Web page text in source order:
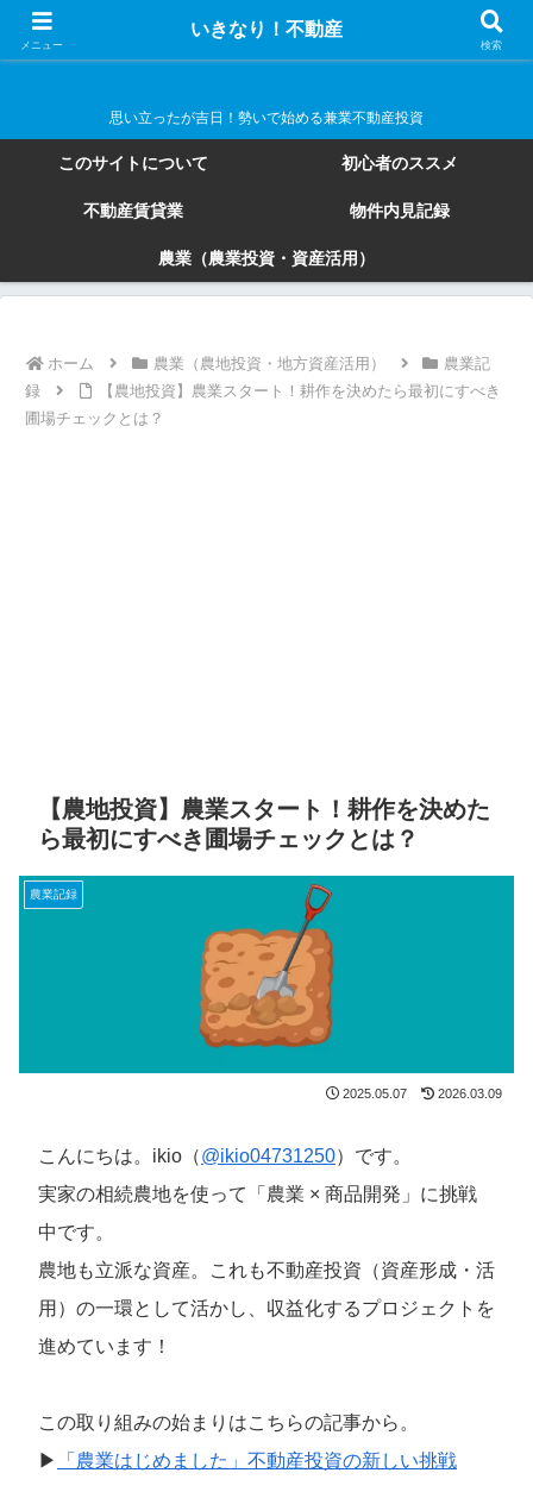
いきなり！不動産
思い立ったが吉日！勢いで始める兼業不動産投資
このサイトについて 初心者のススメ
不動産賃貸業 物件内見記録
農業（農業投資・資産活用）
ホーム 農業（農地投資・地方資産活用）
農業記
録
【農地投資】農業スタート！耕作を決めたら最初にすべき
圃場チェックとは？
【農地投資】農業スタート！耕作を決めた
ら最初にすべき圃場チェックとは？
農業記録
2025.05.07 2026.03.09
こんにちは。ikio（@ikio04731250）です。
実家の相続農地を使って「農業 × 商品開発」に挑戦
中です。
農地も立派な資産。これも不動産投資（資産形成・活
用）の一環として活かし、収益化するプロジェクトを
進めています！
この取り組みの始まりはこちらの記事から。
▶
「農業はじめました」不動産投資の新しい挑戦
メニュー
いきなり！不動産
検索